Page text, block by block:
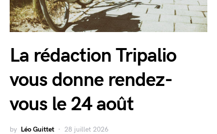
La rédaction Tripalio
vous donne rendez-
vous le 24 août
by Léo Guittet 28 juillet 2026